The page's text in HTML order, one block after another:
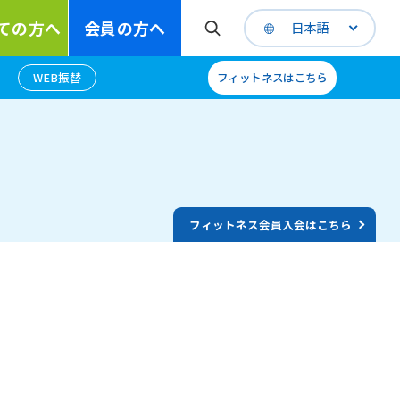
の方へ 会員の方へ 日本語
WEB振替 フィットネスはこちら
フィットネス会員入会はこちら